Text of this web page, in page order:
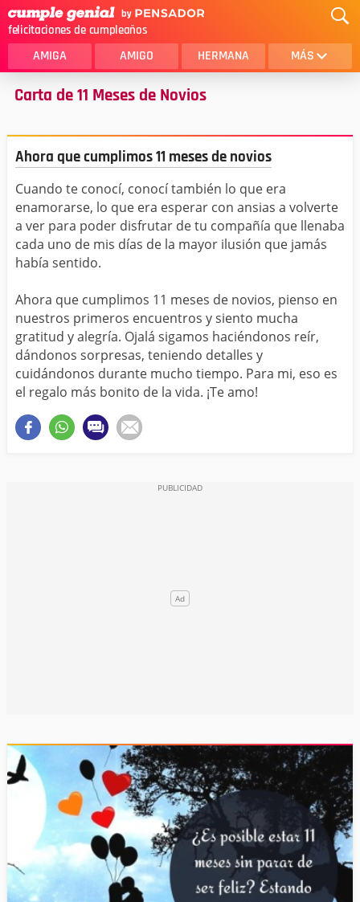
felicitaciones de cumpleaños
AMIGA AMIGO HERMANA MÁS
MAMA
SOBRINA
HIJA
HERMANO
HIJO
NOVIA
ESPOSO
PAPA
HOMBRE
ALGUIEN ESPECIAL
PRIMO
TODAS LAS CATEGORÍAS
Carta de 11 Meses de Novios
Ahora que cumplimos 11 meses de novios
Cuando te conocí, conocí también lo que era
enamorarse, lo que era esperar con ansias a volverte
a ver para poder disfrutar de tu compañía que llenaba
cada uno de mis días de la mayor ilusión que jamás
había sentido.
Ahora que cumplimos 11 meses de novios, pienso en
nuestros primeros encuentros y siento mucha
gratitud y alegría. Ojalá sigamos haciéndonos reír,
dándonos sorpresas, teniendo detalles y
cuidándonos durante mucho tiempo. Para mi, eso es
el regalo más bonito de la vida. ¡Te amo!